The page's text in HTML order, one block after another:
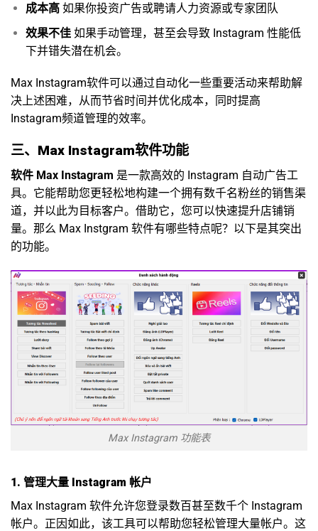
成本高 如果你投资广告或聘请人力资源或专家团队
效果不佳 如果手动管理，甚至会导致 Instagram 性能低
下并错失潜在机会。
Max Instagram软件可以通过自动化一些重要活动来帮助解
决上述困难，从而节省时间并优化成本，同时提高
Instagram频道管理的效率。
三、Max Instagram软件功能
软件 Max Instagram 是一款高效的 Instagram 自动广告工
具。它能帮助您更轻松地构建一个拥有数千名粉丝的销售渠
道，并以此为目标客户。借助它，您可以快速提升店铺销
量。那么 Max Instgram 软件有哪些特点呢？以下是其突出
的功能。
Max Instagram 功能表
1. 管理大量 Instagram 帐户
Max Instagram 软件允许您登录数百甚至数千个 Instagram
帐户。正因如此，该工具可以帮助您轻松管理大量帐户。这